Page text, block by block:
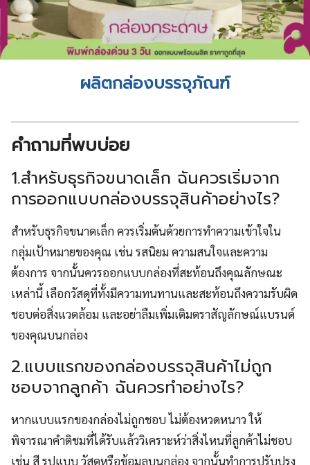
ผลิตกล่องบรรจุภัณฑ์
คำถามที่พบบ่อย
1.สำหรับธุรกิจขนาดเล็ก ฉันควรเริ่มจาก
การออกแบบกล่องบรรจุสินค้าอย่างไร?
สำหรับธุรกิจขนาดเล็ก ควรเริ่มต้นด้วยการทำความเข้าใจใน
กลุ่มเป้าหมายของคุณ เช่น รสนิยม ความสนใจและความ
ต้องการ จากนั้นควรออกแบบกล่องที่สะท้อนถึงคุณลักษณะ
เหล่านี้ เลือกวัสดุที่ทั้งมีความทนทานและสะท้อนถึงความรับผิด
ชอบต่อสิ่งแวดล้อม และอย่าลืมเพิ่มเติมตราสัญลักษณ์แบรนด์
ของคุณบนกล่อง
2.แบบแรกของกล่องบรรจุสินค้าไม่ถูก
ชอบจากลูกค้า ฉันควรทำอย่างไร?
หากแบบแรกของกล่องไม่ถูกชอบ ไม่ต้องหวดหนาว ให้
พิจารณาคำติชมที่ได้รับแล้ววิเคราะห์ว่าสิ่งไหนที่ลูกค้าไม่ชอบ
เช่น สี รูปแบบ วัสดุหรือข้อมูลบนกล่อง จากนั้นทำการปรับปรุง